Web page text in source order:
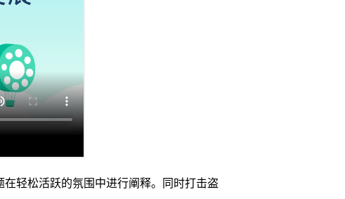
轻松活跃的氛围中进行阐释。同时打击盗